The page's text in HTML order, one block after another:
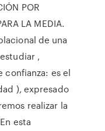
POR
LA MEDIA.
de una
,
confianza: es el
), expresado
realizar la
esta